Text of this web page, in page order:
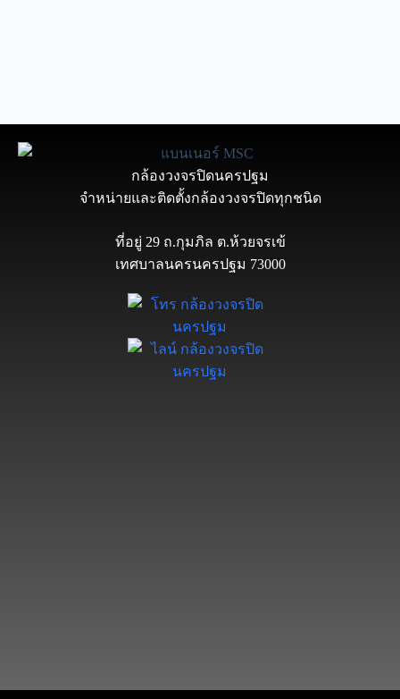
กล้องวงจรปิดนครปฐม
จำหน่ายและติดตั้งกล้องวงจรปิดทุกชนิด
ที่อยู่ 29 ถ.กุมภิล ต.ห้วยจรเข้
เทศบาลนครนครปฐม 73000